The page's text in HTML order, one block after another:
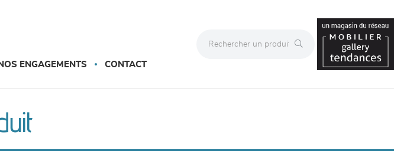
NOS ENGAGEMENTS CONTACT